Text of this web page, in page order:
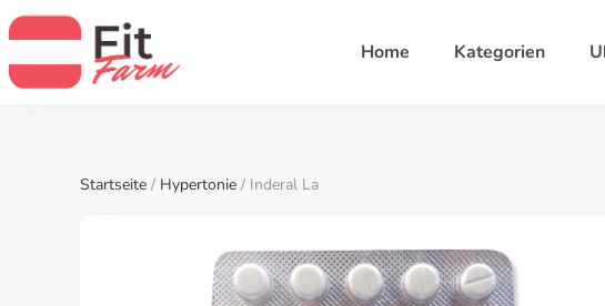
Home Kategorien
Startseite / Hypertonie / Inderal La